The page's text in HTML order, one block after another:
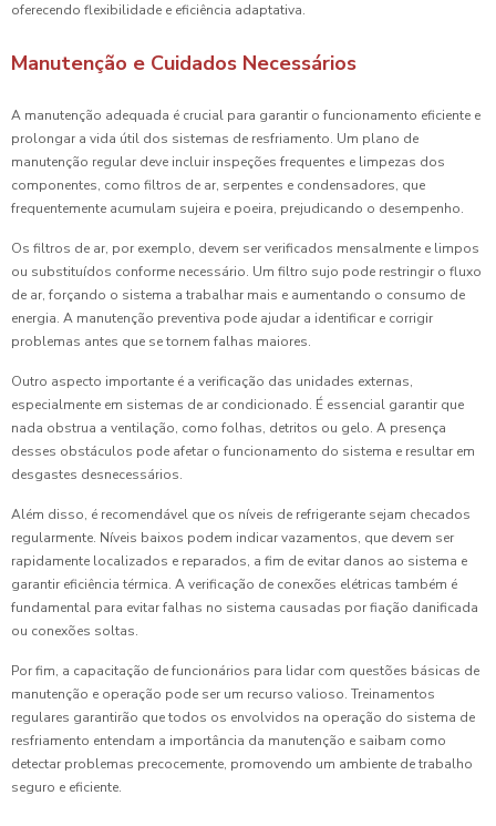
oferecendo flexibilidade e eficiência adaptativa.
Manutenção e Cuidados Necessários
A manutenção adequada é crucial para garantir o funcionamento eficiente e
prolongar a vida útil dos sistemas de resfriamento. Um plano de
manutenção regular deve incluir inspeções frequentes e limpezas dos
componentes, como filtros de ar, serpentes e condensadores, que
frequentemente acumulam sujeira e poeira, prejudicando o desempenho.
Os filtros de ar, por exemplo, devem ser verificados mensalmente e limpos
ou substituídos conforme necessário. Um filtro sujo pode restringir o fluxo
de ar, forçando o sistema a trabalhar mais e aumentando o consumo de
energia. A manutenção preventiva pode ajudar a identificar e corrigir
problemas antes que se tornem falhas maiores.
Outro aspecto importante é a verificação das unidades externas,
especialmente em sistemas de ar condicionado. É essencial garantir que
nada obstrua a ventilação, como folhas, detritos ou gelo. A presença
desses obstáculos pode afetar o funcionamento do sistema e resultar em
desgastes desnecessários.
Além disso, é recomendável que os níveis de refrigerante sejam checados
regularmente. Níveis baixos podem indicar vazamentos, que devem ser
rapidamente localizados e reparados, a fim de evitar danos ao sistema e
garantir eficiência térmica. A verificação de conexões elétricas também é
fundamental para evitar falhas no sistema causadas por fiação danificada
ou conexões soltas.
Por fim, a capacitação de funcionários para lidar com questões básicas de
manutenção e operação pode ser um recurso valioso. Treinamentos
regulares garantirão que todos os envolvidos na operação do sistema de
resfriamento entendam a importância da manutenção e saibam como
detectar problemas precocemente, promovendo um ambiente de trabalho
seguro e eficiente.